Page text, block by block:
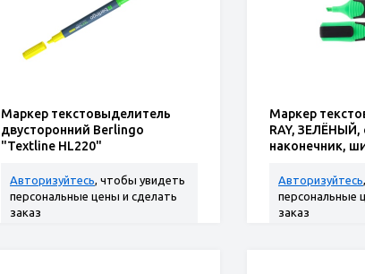
Маркер текстовыделитель
двусторонний Berlingo
"Textline HL220"
(319379)
Авторизуйтесь, чтобы увидеть
персональные цены и сделать
заказ
Маркер
RAY,
наконечник,
коробка
Авторизуйтесь
персональные
заказ